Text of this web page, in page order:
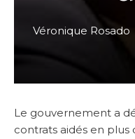
Véronique Rosado
Le gouvernement a
contrats aidés en